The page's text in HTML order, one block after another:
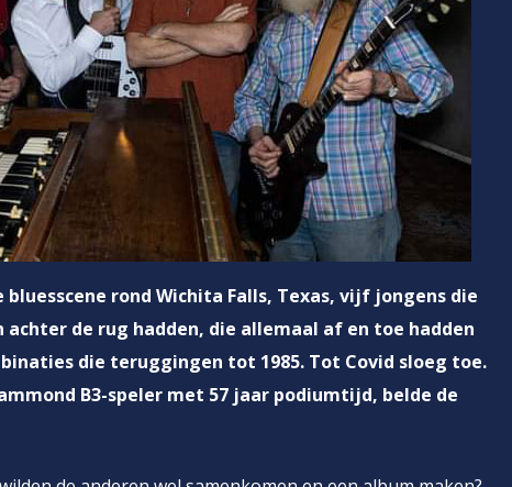
rond Wichita Falls, Texas, vijf jongens die
de rug hadden, die allemaal af en toe hadden
die teruggingen tot 1985. Tot Covid sloeg toe.
B3-speler met 57 jaar podiumtijd, belde de